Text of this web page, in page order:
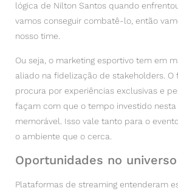
lógica de Nilton Santos quando
vamos conseguir combatê-lo, então
nosso time.
Ou seja, o marketing esportivo tem em
aliado na fidelização de stakeholders. O
procura por experiências exclusivas e
façam com que o tempo investido nesta
memorável. Isso vale tanto para o
o ambiente que o cerca.
Oportunidades no
Plataformas de streaming entenderam